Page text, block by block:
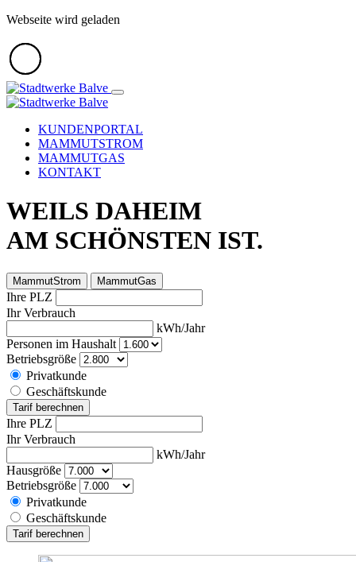
Webseite wird geladen
KUNDENPORTAL
MAMMUTSTROM
MAMMUTGAS
KONTAKT
WEILS DAHEIM
AM SCHÖNSTEN IST.
MammutStrom MammutGas
Ihre PLZ
Ihr Verbrauch
kWh/Jahr
Personen im Haushalt
Betriebsgröße
Privatkunde
Geschäftskunde
Tarif berechnen
Ihre PLZ
Ihr Verbrauch
kWh/Jahr
Hausgröße
Betriebsgröße
Privatkunde
Geschäftskunde
Tarif berechnen